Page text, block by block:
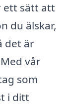
ett sätt att
du älskar,
det är
vår
som
i ditt